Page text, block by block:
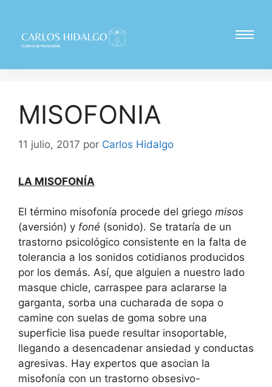
MISOFONIA
11 julio, 2017 por Carlos Hidalgo
LA MISOFONÍA
El término misofonía procede del griego misos
(aversión) y foné (sonido). Se trataría de un
trastorno psicológico consistente en la falta de
tolerancia a los sonidos cotidianos producidos
por los demás. Así, que alguien a nuestro lado
masque chicle, carraspee para aclararse la
garganta, sorba una cucharada de sopa o
camine con suelas de goma sobre una
superficie lisa puede resultar insoportable,
llegando a desencadenar ansiedad y conductas
agresivas. Hay expertos que asocian la
misofonía con un trastorno obsesivo-